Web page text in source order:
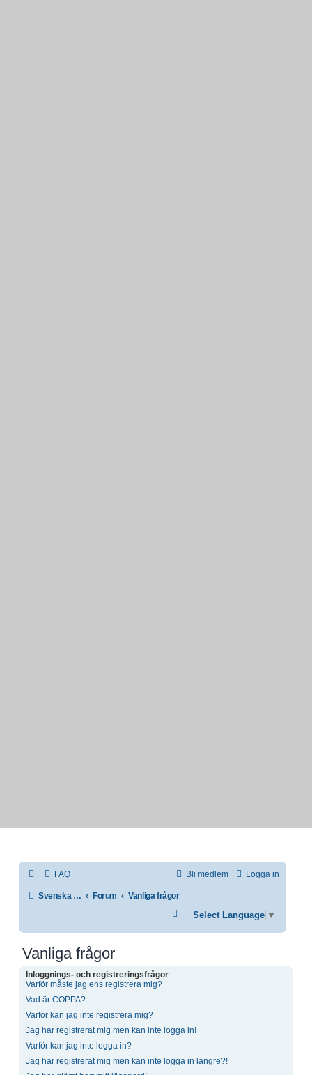
FAQ Logga in
Bli medlem
Svenska IF-båtförbundet Forum Vanliga frågor
Select Language ▼
Sök
Vanliga frågor
Inloggnings- och registreringsfrågor
Varför måste jag ens registrera mig?
Vad är COPPA?
Varför kan jag inte registrera mig?
Jag har registrerat mig men kan inte logga in!
Varför kan jag inte logga in?
Jag har registrerat mig men kan inte logga in längre?!